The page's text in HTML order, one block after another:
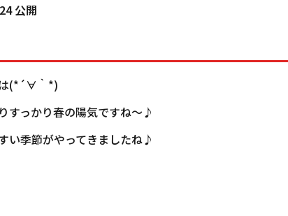
公開
(*´∀｀*)
すっかり春の陽気ですね～♪
い季節がやってきましたね♪